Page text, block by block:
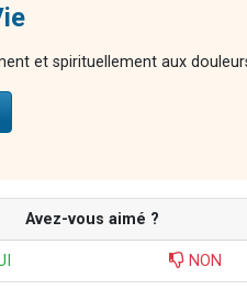
et spirituellement aux
Avez-vous aimé ?
NON